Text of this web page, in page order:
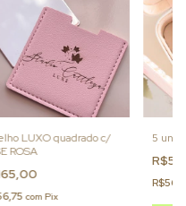
LUXO quadrado c/
ROSA
com Pix
5